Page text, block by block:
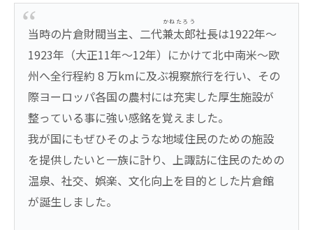
当時の片倉財閥当主、二代兼太郎
かねたろう
社長は1922年～
1923年（大正11年～12年）にかけて北中南米～欧
州へ全行程約 8 万kmに及ぶ視察旅行を行い、その
際ヨーロッパ各国の農村には充実した厚生施設が
整っている事に強い感銘を覚えました。
我が国にもぜひそのような地域住民のための施設
を提供したいと一族に計り、上諏訪に住民のための
温泉、社交、娯楽、文化向上を目的とした片倉館
が誕生しました。